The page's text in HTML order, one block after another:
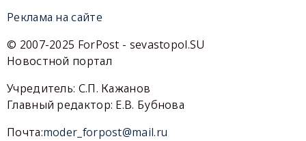
Реклама на сайте
© 2007-2025 ForPost - sevastopol.SU
Новостной портал
Учредитель: С.П. Кажанов
Главный редактор: Е.В. Бубнова
Почта:moder_forpost@mail.ru